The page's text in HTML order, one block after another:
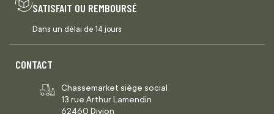
SATISFAIT OU REMBOURSÉ
Dans un délai de 14 jours
CONTACT
Chassemarket siège social
13 rue Arthur Lamendin
62460 Divion